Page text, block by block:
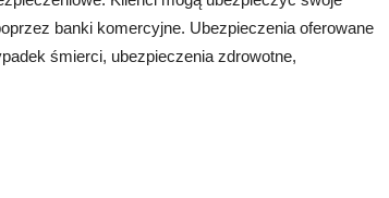
banki komercyjne. Ubezpieczenia oferowane
śmierci, ubezpieczenia zdrowotne,